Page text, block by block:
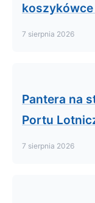
7 sierpnia 2026
Pantera na
Portu
7 sierpnia 2026